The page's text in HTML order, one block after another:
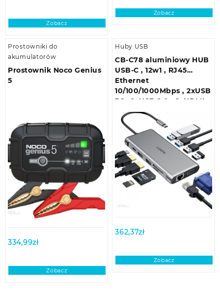
Zobacz
Zobacz
Prostowniki do
akumulatorów
Prostownik Noco Genius
5
334,99zł
Zobacz
Huby USB
CB-C78 aluminiowy HUB
USB-C , 12w1 , RJ45
Ethernet
10/100/1000Mbps , 2xUSB
3.1 , 2xUSB 2.0 , 2xHDMI
4k@30Hz , VGA , SD i
microSD (CBC78)
362,37zł
Zobacz